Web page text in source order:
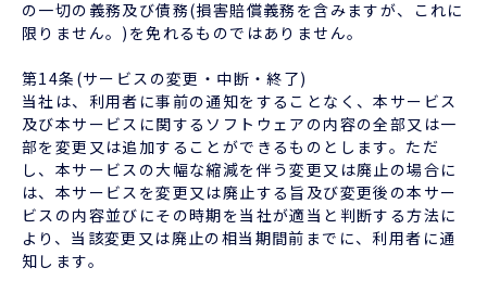
の一切の義務及び債務(損害賠償義務を含みますが、これに
限りません。)を免れるものではありません。
第14条(サービスの変更・中断・終了)
当社は、利用者に事前の通知をすることなく、本サービス
及び本サービスに関するソフトウェアの内容の全部又は一
部を変更又は追加することができるものとします。ただ
し、本サービスの大幅な縮減を伴う変更又は廃止の場合に
は、本サービスを変更又は廃止する旨及び変更後の本サー
ビスの内容並びにその時期を当社が適当と判断する方法に
より、当該変更又は廃止の相当期間前までに、利用者に通
知します。